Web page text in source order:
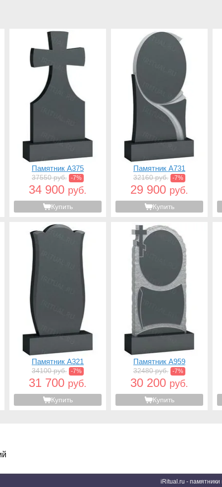
Памятник A375
37550 руб. -7%
34 900 руб.
Купить
Памятник A731
32160 руб. -7%
29 900 руб.
Купить
Памятник A321
34100 руб. -7%
31 700 руб.
Купить
Памятник A959
32480 руб. -7%
30 200 руб.
Купить
iRitual.ru -